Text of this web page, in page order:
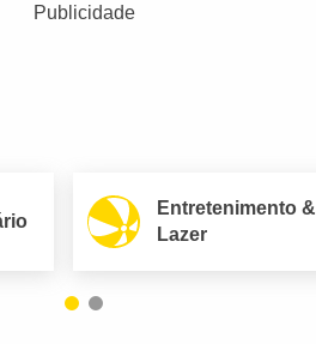
Publicidade
Entretenimento &
Lazer